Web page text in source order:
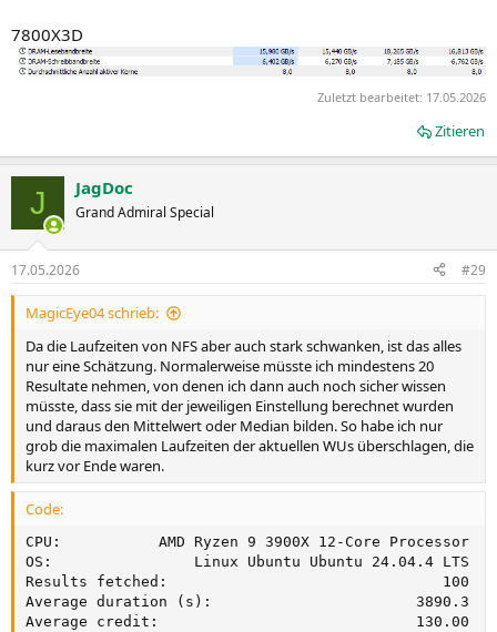
7800X3D
Zuletzt bearbeitet: 17.05.2026
Zitieren
J JagDoc
Grand Admiral Special
17.05.2026 #29
MagicEye04 schrieb:
Da die Laufzeiten von NFS aber auch stark schwanken, ist das alles
nur eine Schätzung. Normalerweise müsste ich mindestens 20
Resultate nehmen, von denen ich dann auch noch sicher wissen
müsste, dass sie mit der jeweiligen Einstellung berechnet wurden
und daraus den Mittelwert oder Median bilden. So habe ich nur
grob die maximalen Laufzeiten der aktuellen WUs überschlagen, die
kurz vor Ende waren.
Code:
CPU:           AMD Ryzen 9 3900X 12-Core Processor
OS:                Linux Ubuntu Ubuntu 24.04.4 LTS
Results fetched:                               100
Average duration (s):                       3890.3
Average credit:                             130.00